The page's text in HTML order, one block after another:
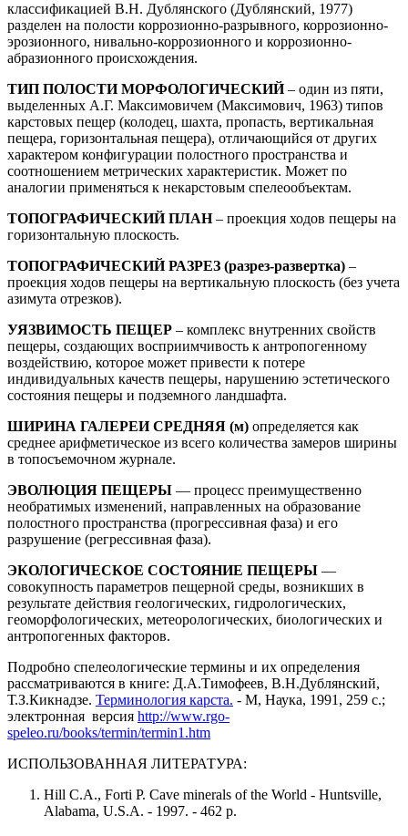
классификацией В.Н. Дублянского (Дублянский, 1977)
разделен на полости коррозионно-разрывного, коррозионно-
эрозионного, нивально-коррозионного и коррозионно-
абразионного происхождения.
ТИП ПОЛОСТИ МОРФОЛОГИЧЕСКИЙ– один из пяти,
выделенных А.Г. Максимовичем (Максимович, 1963) типов
карстовых пещер (колодец, шахта, пропасть, вертикальная
пещера, горизонтальная пещера), отличающийся от других
характером конфигурации полостного пространства и
соотношением метрических характеристик. Может по
аналогии применяться к некарстовым спелеообъектам.
ТОПОГРАФИЧЕСКИЙ ПЛАН– проекция ходов пещеры на
горизонтальную плоскость.
ТОПОГРАФИЧЕСКИЙ РАЗРЕЗ (разрез-развертка) –
проекция ходов пещеры на вертикальную плоскость (без учета
азимута отрезков).
УЯЗВИМОСТЬ ПЕЩЕР – комплекс внутренних свойств
пещеры, создающих восприимчивость к антропогенному
воздействию, которое может привести к потере
индивидуальных качеств пещеры, нарушению эстетического
состояния пещеры и подземного ландшафта.
ШИРИНА ГАЛЕРЕИ СРЕДНЯЯ (м) определяется как
среднее арифметическое из всего количества замеров ширины
в топосъемочном журнале.
ЭВОЛЮЦИЯ ПЕЩЕРЫ — процесс преимущественно
необратимых изменений, направленных на образование
полостного пространства (прогрессивная фаза) и его
разрушение (регрессивная фаза).
ЭКОЛОГИЧЕСКОЕ СОСТОЯНИЕ ПЕЩЕРЫ —
совокупность параметров пещерной среды, возникших в
результате действия геологических, гидрологических,
геоморфологических, метеорологических, биологических и
антропогенных факторов.
Подробно спелеологические термины и их определения
рассматриваются в книге: Д.А.Тимофеев, В.Н.Дублянский,
Т.З.Кикнадзе. Терминология карста. - М, Наука, 1991, 259 с.;
электронная версия http://www.rgo-
speleo.ru/books/termin/termin1.htm
ИСПОЛЬЗОВАННАЯ ЛИТЕРАТУРА:
Hill C.A., Forti P. Cave minerals of the World - Huntsville,
Alabama, U.S.A. - 1997. - 462 p.